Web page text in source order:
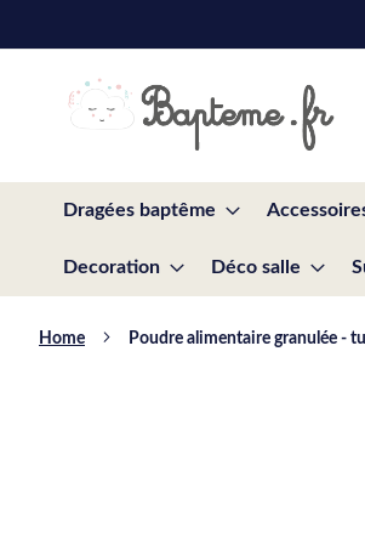
to
Dragées baptême
Decoration Déco salle
Home Poudre alimentaire granulée -